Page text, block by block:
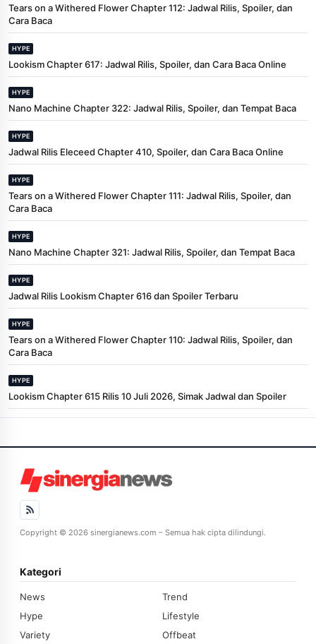
Tears on a Withered Flower Chapter 112: Jadwal Rilis, Spoiler, dan
Cara Baca
HYPE
Lookism Chapter 617: Jadwal Rilis, Spoiler, dan Cara Baca Online
HYPE
Nano Machine Chapter 322: Jadwal Rilis, Spoiler, dan Tempat Baca
HYPE
Jadwal Rilis Eleceed Chapter 410, Spoiler, dan Cara Baca Online
HYPE
Tears on a Withered Flower Chapter 111: Jadwal Rilis, Spoiler, dan
Cara Baca
HYPE
Nano Machine Chapter 321: Jadwal Rilis, Spoiler, dan Tempat Baca
HYPE
Jadwal Rilis Lookism Chapter 616 dan Spoiler Terbaru
HYPE
Tears on a Withered Flower Chapter 110: Jadwal Rilis, Spoiler, dan
Cara Baca
HYPE
Lookism Chapter 615 Rilis 10 Juli 2026, Simak Jadwal dan Spoiler
Copyright © 2026 sinergianews.com – Semua hak cipta dilindungi.
Kategori
News
Trend
Hype
Lifestyle
Variety
Offbeat